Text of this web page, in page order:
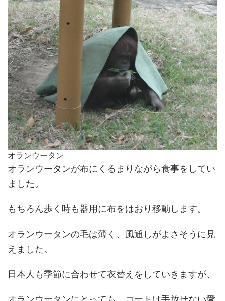
オランウータン
オランウータンが布にくるまりながら食事をしてい
ました。
もちろん歩く時も器用に布をはおり移動します。
オランウータンの毛は薄く、風通しがよさそうに見
えました。
日本人も季節に合わせて衣替えをしていきますが、